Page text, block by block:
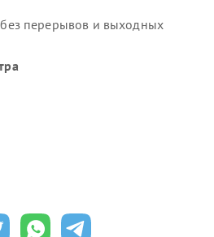
перерывов и выходных